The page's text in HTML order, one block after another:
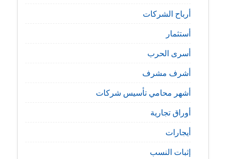
أرباح الشركات
أستثمار
أسرى الحرب
أشرف مشرف
أشهر محامي تأسيس شركات
أوراق تجارية
أيجارات
إثبات النسب